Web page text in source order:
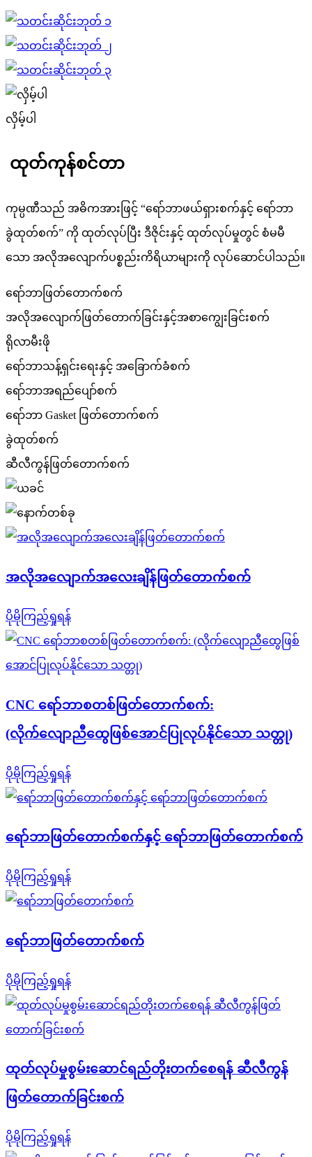
လှိမ့်ပါ
ထုတ်ကုန်စင်တာ
ကုမ္ပဏီသည် အဓိကအားဖြင့် “ရော်ဘာဖယ်ရှားစက်နှင့် ရော်ဘာ
ခွဲထုတ်စက်” ကို ထုတ်လုပ်ပြီး ဒီဇိုင်းနှင့် ထုတ်လုပ်မှုတွင် စံမမီ
သော အလိုအလျောက်ပစ္စည်းကိရိယာများကို လုပ်ဆောင်ပါသည်။
ရော်ဘာဖြတ်တောက်စက်
အလိုအလျောက်ဖြတ်တောက်ခြင်းနှင့်အစာကျွေးခြင်းစက်
ရိုလာမီးဖို
ရော်ဘာသန့်ရှင်းရေးနှင့် အခြောက်ခံစက်
ရော်ဘာအရည်ပျော်စက်
ရော်ဘာ Gasket ဖြတ်တောက်စက်
ခွဲထုတ်စက်
ဆီလီကွန်ဖြတ်တောက်စက်
အလိုအလျောက်အလေးချိန်ဖြတ်တောက်စက်
ပိုမိုကြည့်ရှုရန်
CNC ရော်ဘာစတစ်ဖြတ်တောက်စက်:
(လိုက်လျောညီထွေဖြစ်အောင်ပြုလုပ်နိုင်သော သတ္တု)
ပိုမိုကြည့်ရှုရန်
ရော်ဘာဖြတ်တောက်စက်နှင့် ရော်ဘာဖြတ်တောက်စက်
ပိုမိုကြည့်ရှုရန်
ရော်ဘာဖြတ်တောက်စက်
ပိုမိုကြည့်ရှုရန်
ထုတ်လုပ်မှုစွမ်းဆောင်ရည်တိုးတက်စေရန် ဆီလီကွန်
ဖြတ်တောက်ခြင်းစက်
ပိုမိုကြည့်ရှုရန်